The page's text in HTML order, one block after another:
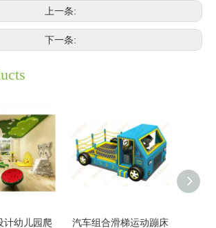
上一条:
下一条:
计幼儿园爬
汽车组合滑梯运动蹦床